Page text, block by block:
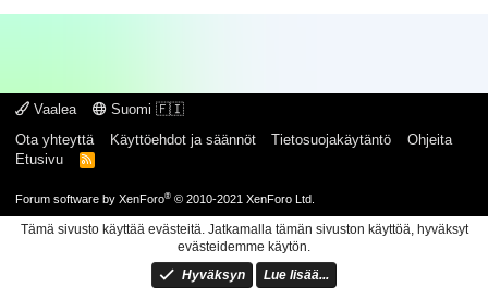
Vaalea
Suomi 🇫🇮
Ota yhteyttä
Käyttöehdot ja säännöt Tietosuojakäytäntö
Ohjeita
Etusivu
R
Forum software by XenForo® © 2010-2021 XenForo Ltd.
Tämä sivusto käyttää evästeitä. Jatkamalla tämän sivuston käyttöä, hyväksyt
evästeidemme käytön.
Hyväksyn
Lue lisää...